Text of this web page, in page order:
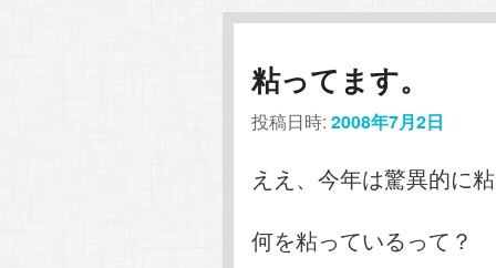
粘ってます。
投稿日時: 2008年7月2日
ええ、今年は驚異的に
何を粘っているって？